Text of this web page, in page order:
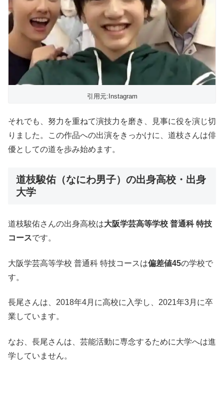
引用元:Instagram
それでも、努力を重ねて演技力を磨き、見事に役を演じ切
りました。この作品への出演をきっかけに、道枝さんは俳
優としての道を歩み始めます。
道枝駿佑（なにわ男子）の出身高校・出身
大学
道枝駿佑さんの出身高校は大阪学芸高等学校 普通科 特技
コースです。
大阪学芸高等学校 普通科 特技コースは偏差値45の学校で
す。
長尾さんは、2018年4月に高校に入学し、2021年3月に卒
業しています。
なお、長尾さんは、芸能活動に専念するために大学へは進
学していません。